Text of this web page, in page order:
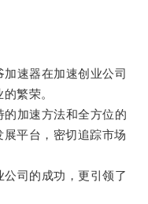
速器在加速创业公司
繁荣。
加速方法和全方位的
平台，密切追踪市场
司的成功，更引领了